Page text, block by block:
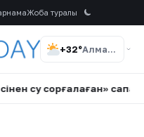
Жоба туралы
+32° Алматы
сапасы: